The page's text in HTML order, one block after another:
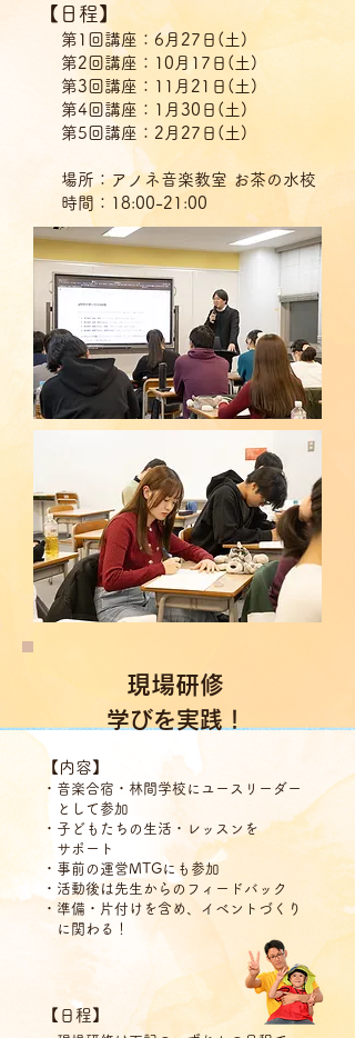
【日程】
第1回講座：6月27日(土)
第2回講座：10月17日(土)
第3回講座：11月21日(土)
第4回講座：1月30日(土)
第5回講座：2月27日(土)
場所：アノネ音楽教室 お茶の水校
時間：18:00-21:00
現場研修
​学びを実践！
【内容】
・音楽合宿・林間学校にユースリーダー
として参加
・子どもたちの生活・レッスンを
サポート
・事前の運営MTGにも参加
・活動後は先生からのフィードバック
・準備・片付けを含め、イベントづくり
に関わる！
【日程】